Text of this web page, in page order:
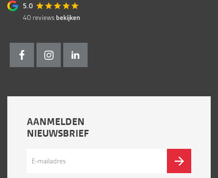
AANMELDEN
NIEUWSBRIEF
5.0
40 reviews bekijken